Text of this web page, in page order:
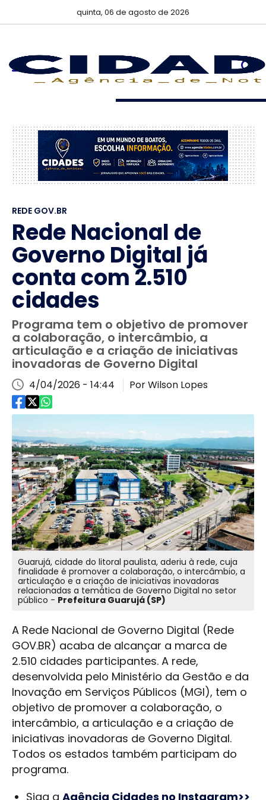
quinta, 06 de agosto de 2026
REDE GOV.BR
Rede Nacional de
Governo Digital já
conta com 2.510
cidades
Programa tem o objetivo de promover
a colaboração, o intercâmbio, a
articulação e a criação de iniciativas
inovadoras de Governo Digital
4/04/2026 - 14:44 Por Wilson Lopes
Guarujá, cidade do litoral paulista, aderiu à rede, cuja
finalidade é promover a colaboração, o intercâmbio, a
articulação e a criação de iniciativas inovadoras
relacionadas a temática de Governo Digital no setor
público - Prefeitura Guarujá (SP)
A Rede Nacional de Governo Digital (Rede
GOV.BR) acaba de alcançar a marca de
2.510 cidades participantes. A rede,
desenvolvida pelo Ministério da Gestão e da
Inovação em Serviços Públicos (MGI), tem o
objetivo de promover a colaboração, o
intercâmbio, a articulação e a criação de
iniciativas inovadoras de Governo Digital.
Todos os estados também participam do
programa.
Siga a Agência Cidades no Instagram>>